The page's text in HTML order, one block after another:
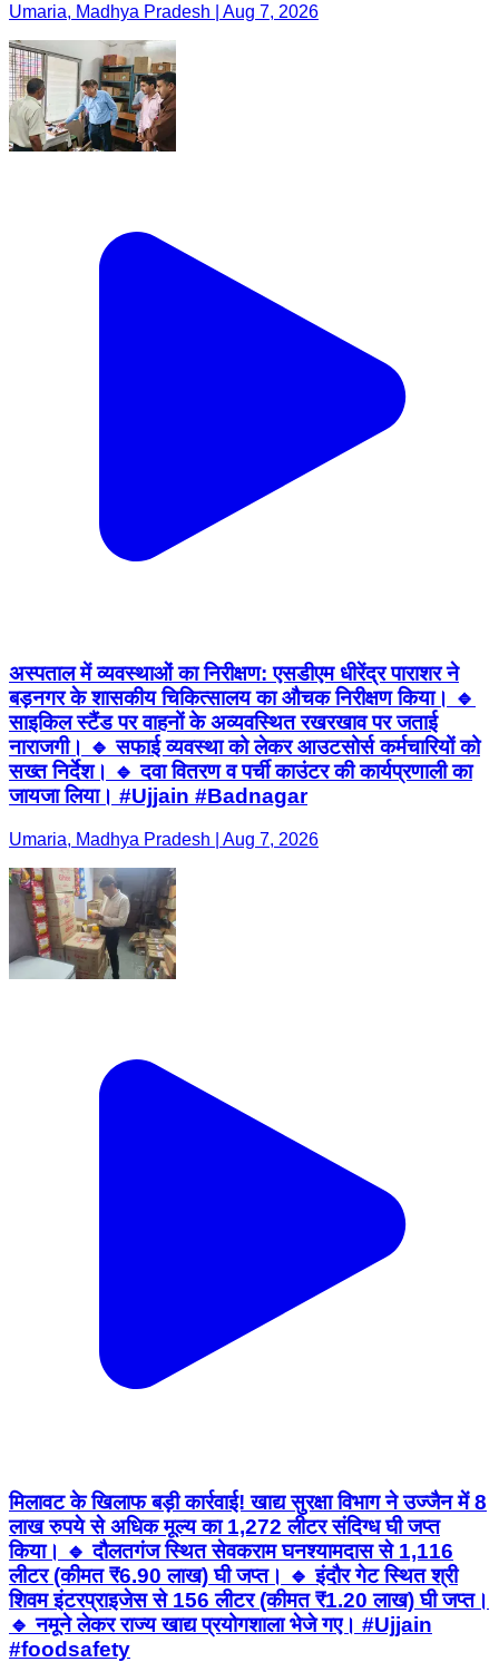
Umaria, Madhya Pradesh | Aug 7, 2026
अस्पताल में व्यवस्थाओं का निरीक्षण: एसडीएम धीरेंद्र पाराशर ने
बड़नगर के शासकीय चिकित्सालय का औचक निरीक्षण किया। 🔹
साइकिल स्टैंड पर वाहनों के अव्यवस्थित रखरखाव पर जताई
नाराजगी। 🔹 सफाई व्यवस्था को लेकर आउटसोर्स कर्मचारियों को
सख्त निर्देश। 🔹 दवा वितरण व पर्ची काउंटर की कार्यप्रणाली का
जायजा लिया। #Ujjain #Badnagar
Umaria, Madhya Pradesh | Aug 7, 2026
मिलावट के खिलाफ बड़ी कार्रवाई! खाद्य सुरक्षा विभाग ने उज्जैन में 8
लाख रुपये से अधिक मूल्य का 1,272 लीटर संदिग्ध घी जप्त
किया। 🔹 दौलतगंज स्थित सेवकराम घनश्यामदास से 1,116
लीटर (कीमत ₹6.90 लाख) घी जप्त। 🔹 इंदौर गेट स्थित श्री
शिवम इंटरप्राइजेस से 156 लीटर (कीमत ₹1.20 लाख) घी जप्त।
🔹 नमूने लेकर राज्य खाद्य प्रयोगशाला भेजे गए। #Ujjain
#foodsafety